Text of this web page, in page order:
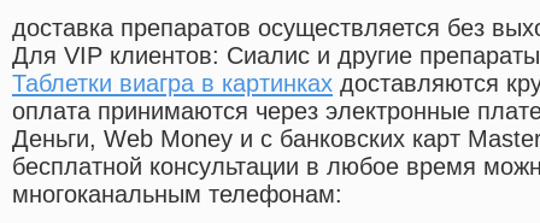
доставка препаратов осуществляется без
Для VIP клиентов: Сиалис и другие
Таблетки виагра в картинках доставляются
оплата принимаются через электронные
Деньги, Web Money и с банковских карт
бесплатной консультации в любое время
многоканальным телефонам: